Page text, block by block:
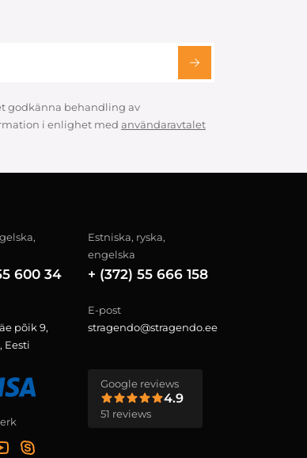
godkänna behandling av
i enlighet med användaravtalet
600 34
Estniska, ryska,
engelska
+ (372) 55 666 158
põik 9,
Eesti
E-post
stragendo@stragendo.ee
Google reviews
4.9
51 reviews